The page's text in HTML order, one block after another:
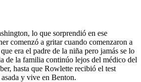
lo que sorprendió en ese
comenzó a gritar cuando comenzaron a
era el padre de la niña pero jamás se lo
de la familia continúo lejos del médico del
hasta que Rowlette recibió el test
y vive en Benton.